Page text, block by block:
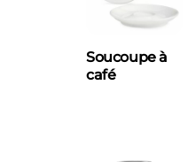
Soucoupe à
café